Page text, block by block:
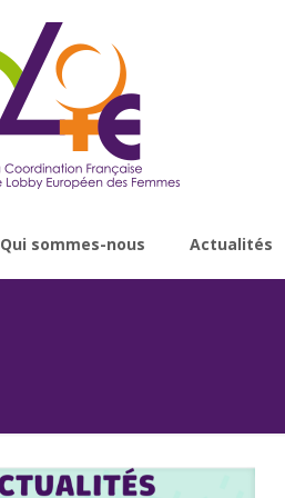
Qui sommes-nous Actualités